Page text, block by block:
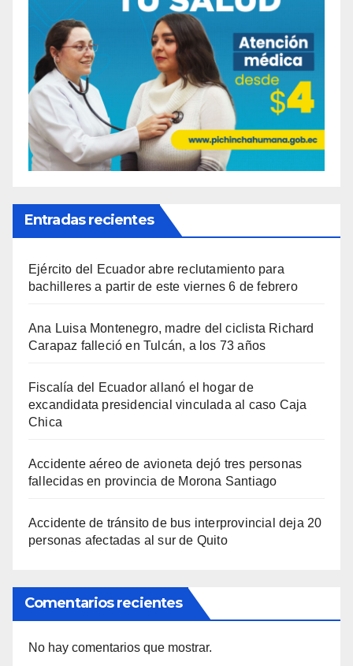
Entradas recientes
Ejército del Ecuador abre reclutamiento para
bachilleres a partir de este viernes 6 de febrero
Ana Luisa Montenegro, madre del ciclista Richard
Carapaz falleció en Tulcán, a los 73 años
Fiscalía del Ecuador allanó el hogar de
excandidata presidencial vinculada al caso Caja
Chica
Accidente aéreo de avioneta dejó tres personas
fallecidas en provincia de Morona Santiago
Accidente de tránsito de bus interprovincial deja 20
personas afectadas al sur de Quito
Comentarios recientes
No hay comentarios que mostrar.